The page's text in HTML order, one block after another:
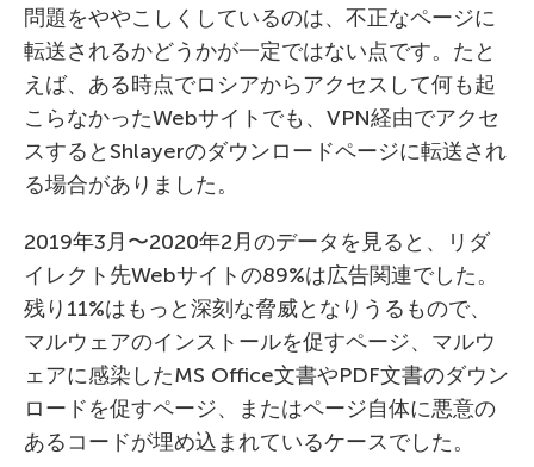
問題をややこしくしているのは、不正なページに
転送されるかどうかが一定ではない点です。たと
えば、ある時点でロシアからアクセスして何も起
こらなかったWebサイトでも、VPN経由でアクセ
スするとShlayerのダウンロードページに転送され
る場合がありました。
2019年3月〜2020年2月のデータを見ると、リダ
イレクト先Webサイトの89%は広告関連でした。
残り11%はもっと深刻な脅威となりうるもので、
マルウェアのインストールを促すページ、マルウ
ェアに感染したMS Office文書やPDF文書のダウン
ロードを促すページ、またはページ自体に悪意の
あるコードが埋め込まれているケースでした。